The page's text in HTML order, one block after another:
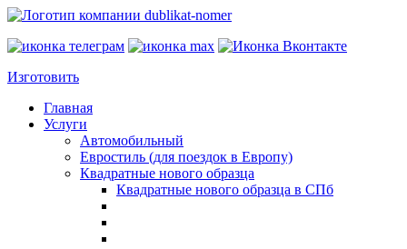
Изготовить
Главная
Услуги
Автомобильный
Евростиль (для поездок в Европу)
Квадратные нового образца
Квадратные нового образца в СПб